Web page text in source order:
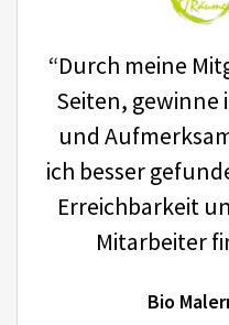
“Durch meine
Seiten, gewinne
und
ich besser
Erreichbarkeit
Mitarbeiter
Bio